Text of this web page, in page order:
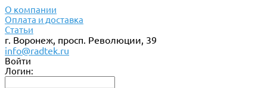
О компании
Оплата и доставка
Статьи
г. Воронеж, просп. Революции, 39
info@radtek.ru
Войти
Логин: